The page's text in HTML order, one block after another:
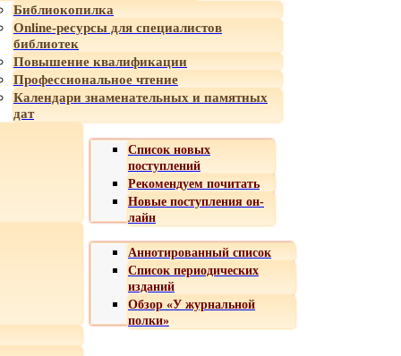
Библиокопилка
Online-ресурсы для специалистов
библиотек
Повышение квалификации
Профессиональное чтение
Календари знаменательных и памятных
дат
Список новых
поступлений
Рекомендуем почитать
Новые поступления он-
лайн
Аннотированный список
Список периодических
изданий
Обзор «У журнальной
полки»